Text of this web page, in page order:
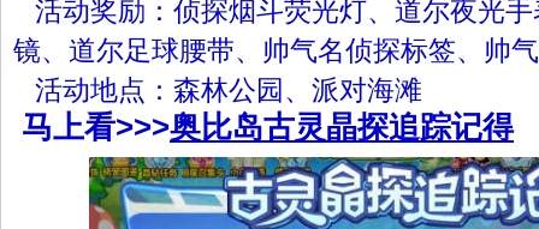
活动奖励：侦探烟斗荧光灯、道尔夜光
镜、道尔足球腰带、帅气名侦探标签、帅
活动地点：森林公园、派对海滩
马上看>>>奥比岛古灵晶探追踪记得